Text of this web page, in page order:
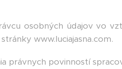
osobných údajov vo
www.luciajasna.com.
právnych povinností